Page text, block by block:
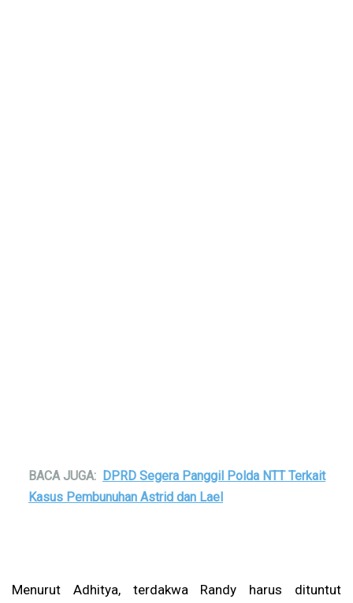
BACA JUGA: DPRD Segera Panggil Polda NTT Terkait
Kasus Pembunuhan Astrid dan Lael
Menurut Adhitya, terdakwa Randy harus dituntut